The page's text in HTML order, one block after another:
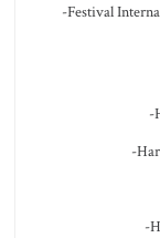
-Festival
-
-
-